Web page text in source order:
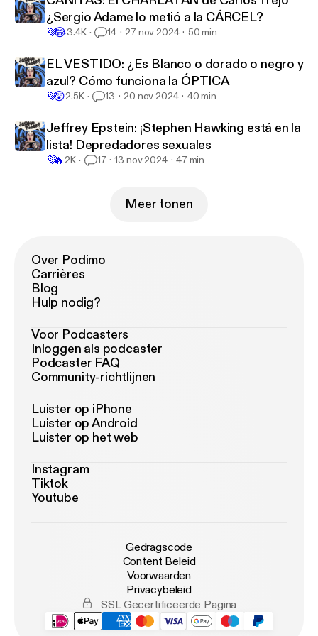
¿Sergio Adame lo metió a la CÁRCEL?
💜😂3.4K 14 27 nov 2024 50 min
EL VESTIDO: ¿Es Blanco o dorado o negro y
azul? Cómo funciona la ÓPTICA
💜😲2.5K 13 20 nov 2024 40 min
Jeffrey Epstein: ¡Stephen Hawking está en la
lista! Depredadores sexuales
💜🔥 2K 17 13 nov 2024 47 min
Meer tonen
Over Podimo
Carrières
Blog
Hulp nodig?
Voor Podcasters
Inloggen als podcaster
Podcaster FAQ
Community-richtlijnen
Luister op iPhone
Luister op Android
Luister op het web
Instagram
Tiktok
Youtube
Gedragscode
Content Beleid
Voorwaarden
Privacybeleid
SSL Gecertificeerde Pagina